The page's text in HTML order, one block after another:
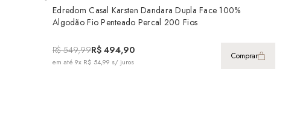
Edredom Casal Karsten Dandara Dupla Face 100%
Algodão Fio Penteado Percal 200 Fios
R$ 549,99R$ 494,90
em até 9x R$ 54,99 s/ juros
Comprar